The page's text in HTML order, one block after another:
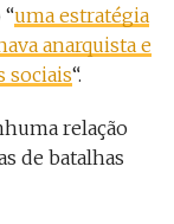
uma estratégia
anarquista e
sociais“.
relação
de batalhas